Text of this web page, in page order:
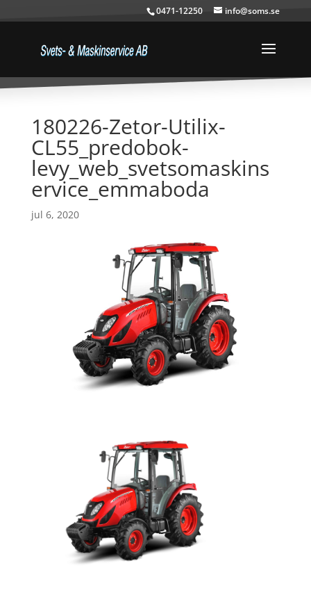
0471-12250 info@soms.se
180226-Zetor-Utilix-
CL55_predobok-
levy_web_svetsomaskins
ervice_emmaboda
jul 6, 2020